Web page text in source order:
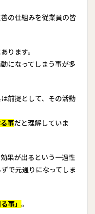
の仕組みを従業員の皆
ります。
になってしまう事が多
前提として、その活動
事だと理解していま
果が出るという一過性
で元通りになってしま
事」 。